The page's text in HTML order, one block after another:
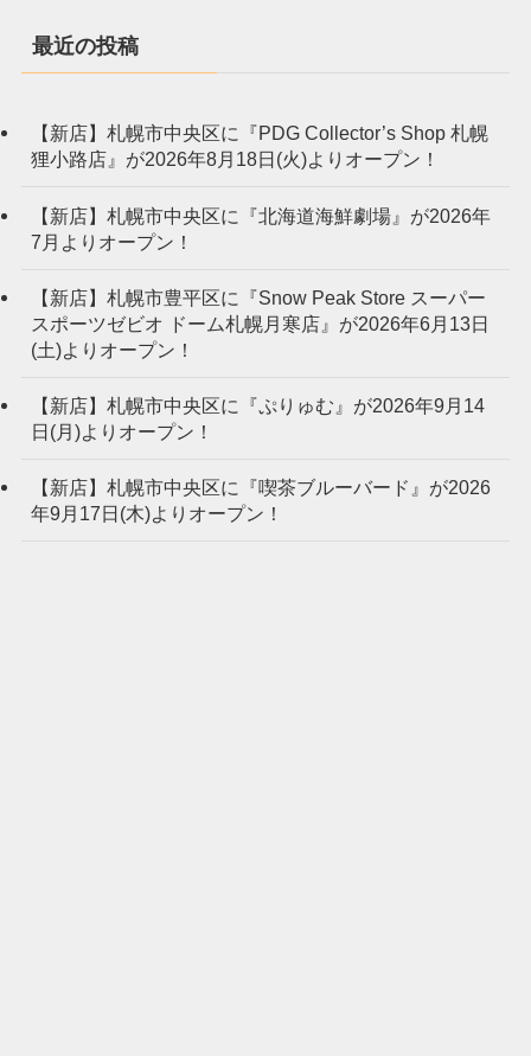
最近の投稿
【新店】札幌市中央区に『PDG Collector’s Shop 札幌
狸小路店』が2026年8月18日(火)よりオープン！
【新店】札幌市中央区に『北海道海鮮劇場』が2026年
7月よりオープン！
【新店】札幌市豊平区に『Snow Peak Store スーパー
スポーツゼビオ ドーム札幌月寒店』が2026年6月13日
(土)よりオープン！
【新店】札幌市中央区に『ぷりゅむ』が2026年9月14
日(月)よりオープン！
【新店】札幌市中央区に『喫茶ブルーバード』が2026
年9月17日(木)よりオープン！